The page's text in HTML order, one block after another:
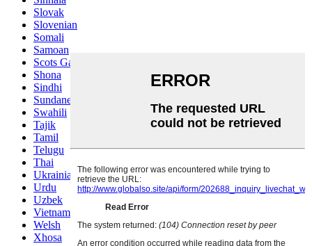
Slovak
Slovenian
Somali
Samoan
Scots Gaelic
Shona
Sindhi
Sundanese
Swahili
Tajik
Tamil
Telugu
Thai
Ukrainian
Urdu
Uzbek
Vietnamese
Welsh
Xhosa